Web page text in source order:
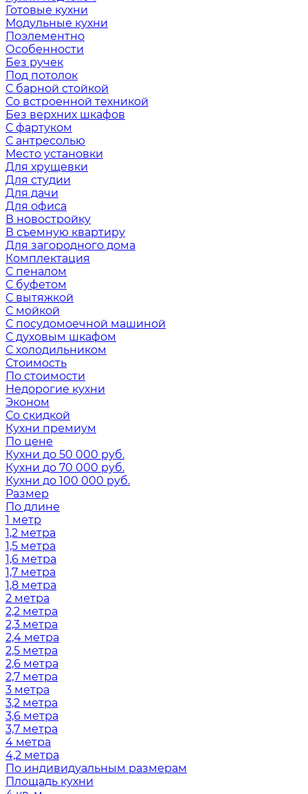
Готовые кухни
Модульные кухни
Поэлементно
Особенности
Без ручек
Под потолок
С барной стойкой
Со встроенной техникой
Без верхних шкафов
С фартуком
С антресолью
Место установки
Для хрущевки
Для студии
Для дачи
Для офиса
В новостройку
В съемную квартиру
Для загородного дома
Комплектация
С пеналом
С буфетом
С вытяжкой
С мойкой
С посудомоечной машиной
С духовым шкафом
С холодильником
Стоимость
По стоимости
Недорогие кухни
Эконом
Со скидкой
Кухни премиум
По цене
Кухни до 50 000 руб.
Кухни до 70 000 руб.
Кухни до 100 000 руб.
Размер
По длине
1 метр
1,2 метра
1,5 метра
1,6 метра
1,7 метра
1,8 метра
2 метра
2,2 метра
2,3 метра
2,4 метра
2,5 метра
2,6 метра
2,7 метра
3 метра
3,2 метра
3,6 метра
3,7 метра
4 метра
4,2 метра
По индивидуальным размерам
Площадь кухни